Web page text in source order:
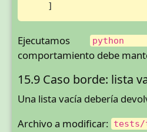
    ]
Ejecutamos python
comportamiento debe
15.9 Caso borde: lista
Una lista vacía debería
Archivo a modificar: tests/